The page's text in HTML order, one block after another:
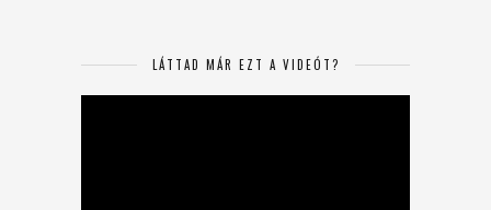
LÁTTAD MÁR EZT A VIDEÓT?